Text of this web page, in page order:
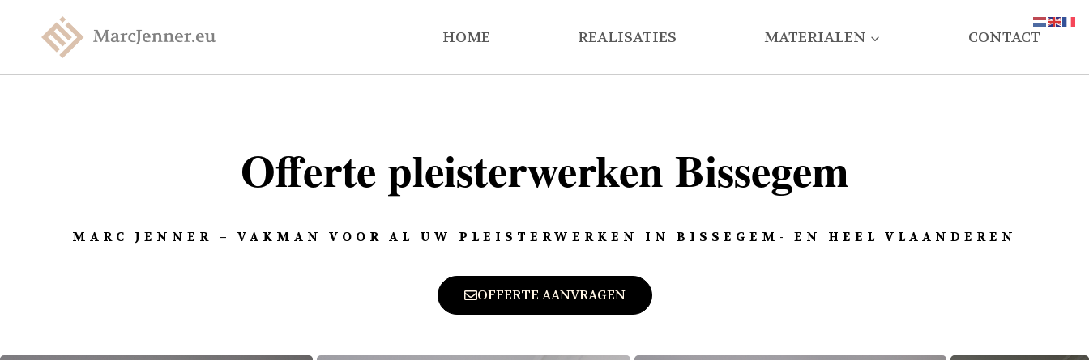
HOME REALISATIES MATERIALEN CONTACT
Offerte pleisterwerken Bissegem
MARC JENNER – VAKMAN VOOR AL UW PLEISTERWERKEN IN BISSEGEM- EN HEEL VLAANDEREN
OFFERTE AANVRAGEN